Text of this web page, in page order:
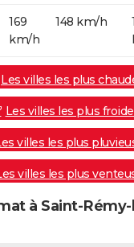
169
km/h
148 km/h
Les villes les plus
Les villes les plus
villes les plus
villes les plus
à Saint-